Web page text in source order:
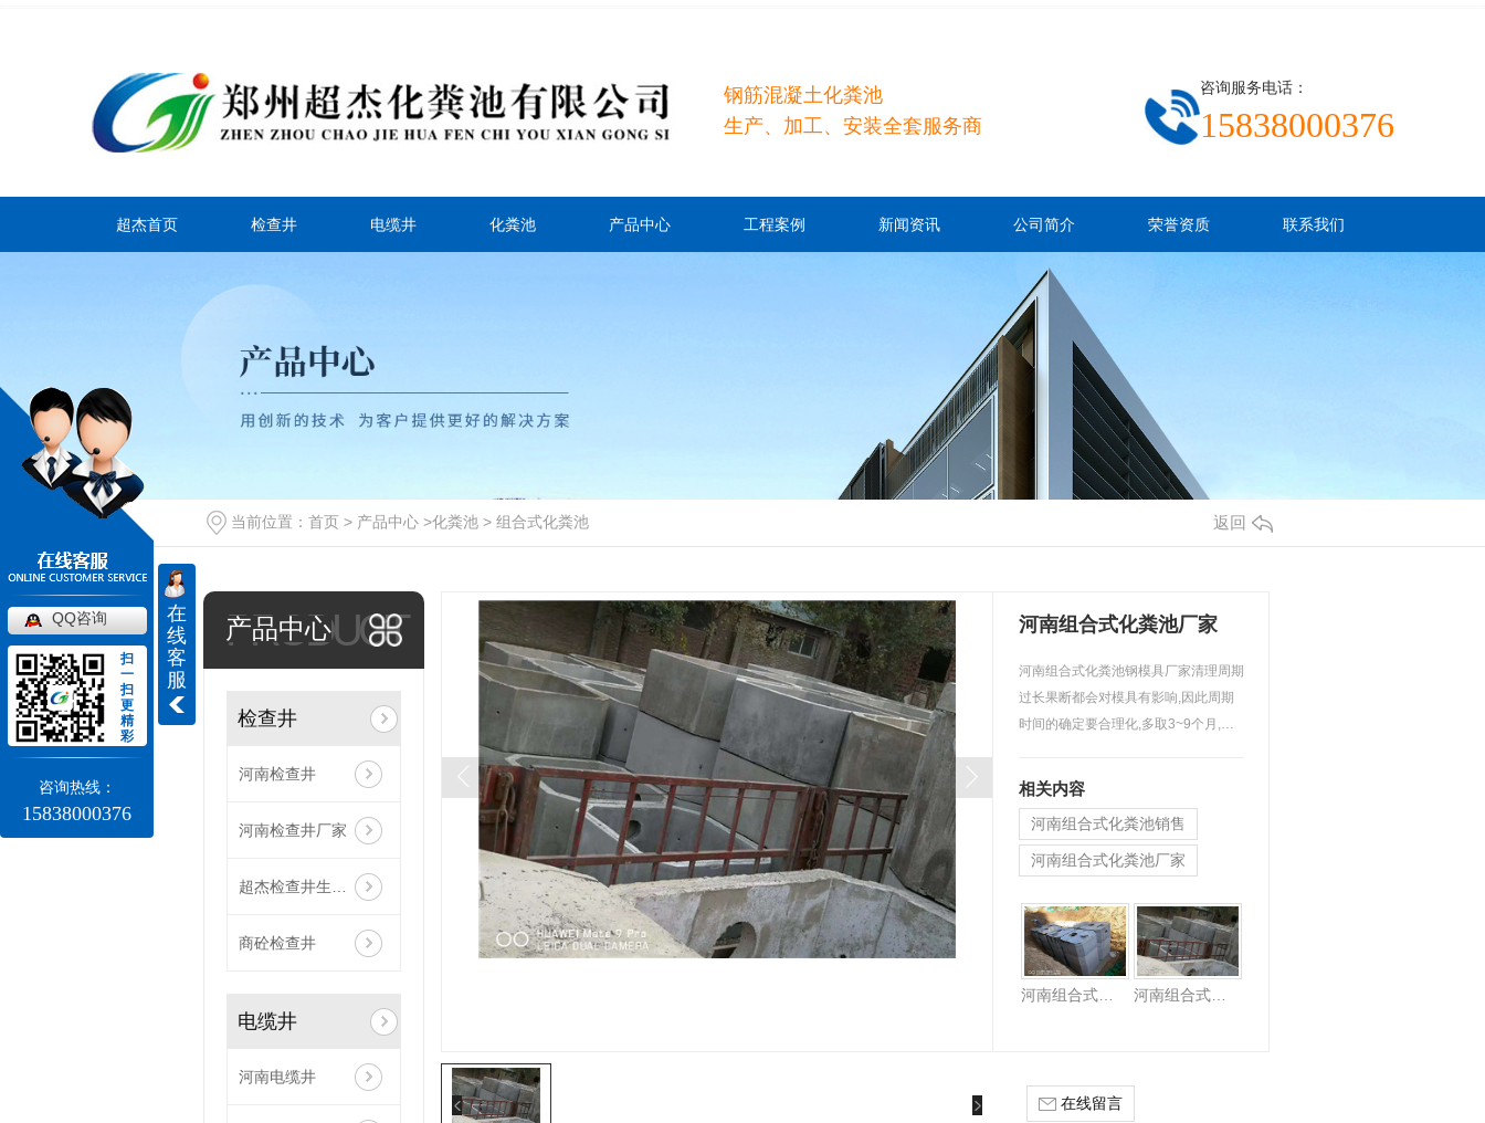
钢筋混凝土化粪池
生产、加工、安装全套服务商
咨询服务电话：
15838000376
超杰首页 检查井 电缆井 化粪池 产品中心 工程案例 新闻资讯 公司简介 荣誉资质 联系我们
当前位置： 首页 > 产品中心 >化粪池 > 组合式化粪池 返回
PRODUCT
产品中心
检查井
河南检查井
河南检查井厂家
超杰检查井生产厂家
商砼检查井
电缆井
河南电缆井
河南组合式化粪池厂家
河南组合式化粪池钢模具厂家清理周期
过长果断都会对模具有影响,因此周期
时间的确定要合理化,多取3~9个月,而
相关内容
河南组合式化粪池销售
河南组合式化粪池厂家
河南组合式化粪池销售 河南组合式化粪池厂家
在线留言
在
线
客
服
QQ咨询
扫
一
扫
更
精
彩
咨询热线：
15838000376